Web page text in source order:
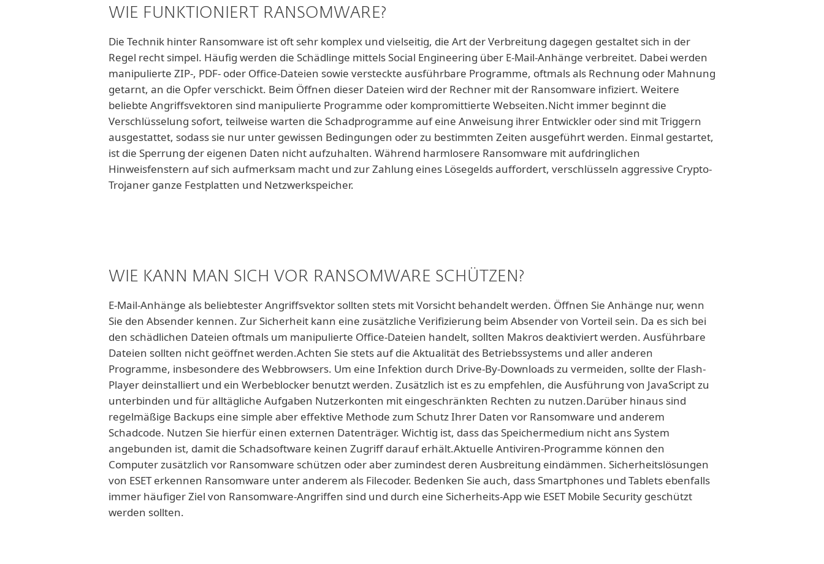
WIE FUNKTIONIERT RANSOMWARE?
Die Technik hinter Ransomware ist oft sehr komplex und vielseitig, die Art der Verbreitung dagegen gestaltet sich in der
Regel recht simpel. Häufig werden die Schädlinge mittels Social Engineering über E-Mail-Anhänge verbreitet. Dabei werden
manipulierte ZIP-, PDF- oder Office-Dateien sowie versteckte ausführbare Programme, oftmals als Rechnung oder Mahnung
getarnt, an die Opfer verschickt. Beim Öffnen dieser Dateien wird der Rechner mit der Ransomware infiziert. Weitere
beliebte Angriffsvektoren sind manipulierte Programme oder kompromittierte Webseiten.Nicht immer beginnt die
Verschlüsselung sofort, teilweise warten die Schadprogramme auf eine Anweisung ihrer Entwickler oder sind mit Triggern
ausgestattet, sodass sie nur unter gewissen Bedingungen oder zu bestimmten Zeiten ausgeführt werden. Einmal gestartet,
ist die Sperrung der eigenen Daten nicht aufzuhalten. Während harmlosere Ransomware mit aufdringlichen
Hinweisfenstern auf sich aufmerksam macht und zur Zahlung eines Lösegelds auffordert, verschlüsseln aggressive Crypto-
Trojaner ganze Festplatten und Netzwerkspeicher.
WIE KANN MAN SICH VOR RANSOMWARE SCHÜTZEN?
E-Mail-Anhänge als beliebtester Angriffsvektor sollten stets mit Vorsicht behandelt werden. Öffnen Sie Anhänge nur, wenn
Sie den Absender kennen. Zur Sicherheit kann eine zusätzliche Verifizierung beim Absender von Vorteil sein. Da es sich bei
den schädlichen Dateien oftmals um manipulierte Office-Dateien handelt, sollten Makros deaktiviert werden. Ausführbare
Dateien sollten nicht geöffnet werden.Achten Sie stets auf die Aktualität des Betriebssystems und aller anderen
Programme, insbesondere des Webbrowsers. Um eine Infektion durch Drive-By-Downloads zu vermeiden, sollte der Flash-
Player deinstalliert und ein Werbeblocker benutzt werden. Zusätzlich ist es zu empfehlen, die Ausführung von JavaScript zu
unterbinden und für alltägliche Aufgaben Nutzerkonten mit eingeschränkten Rechten zu nutzen.Darüber hinaus sind
regelmäßige Backups eine simple aber effektive Methode zum Schutz Ihrer Daten vor Ransomware und anderem
Schadcode. Nutzen Sie hierfür einen externen Datenträger. Wichtig ist, dass das Speichermedium nicht ans System
angebunden ist, damit die Schadsoftware keinen Zugriff darauf erhält.Aktuelle Antiviren-Programme können den
Computer zusätzlich vor Ransomware schützen oder aber zumindest deren Ausbreitung eindämmen. Sicherheitslösungen
von ESET erkennen Ransomware unter anderem als Filecoder. Bedenken Sie auch, dass Smartphones und Tablets ebenfalls
immer häufiger Ziel von Ransomware-Angriffen sind und durch eine Sicherheits-App wie ESET Mobile Security geschützt
werden sollten.